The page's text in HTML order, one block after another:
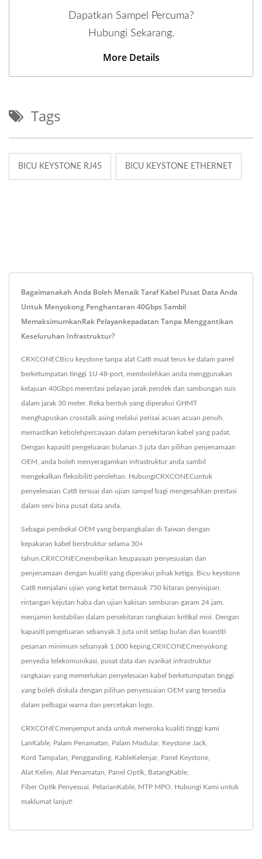
Dapatkan Sampel Percuma?
Hubungi Sekarang.
More Details
Tags
BICU KEYSTONE RJ45 BICU KEYSTONE ETHERNET
Bagaimanakah Anda Boleh Menaik Taraf Kabel Pusat Data Anda
Untuk Menyokong Penghantaran 40Gbps Sambil
MemaksimumkanRak Pelayankepadatan Tanpa Menggantikan
Keseluruhan Infrastruktur?
CRXCONECBicu keystone tanpa alat Cat8 muat terus ke dalam panel
berketumpatan tinggi 1U 48-port, membolehkan anda menggunakan
kelajuan 40Gbps merentasi pelayan jarak pendek dan sambungan suis
dalam jarak 30 meter. Reka bentuk yang diperakui GHMT
menghapuskan crosstalk asing melalui perisai acuan acuan penuh,
memastikan kebolehpercayaan dalam persekitaran kabel yang padat.
Dengan kapasiti pengeluaran bulanan 3 juta dan pilihan penjenamaan
OEM, anda boleh menyeragamkan infrastruktur anda sambil
mengekalkan fleksibiliti perolehan. HubungiCRXCONECuntuk
penyelesaian Cat8 tersuai dan ujian sampel bagi mengesahkan prestasi
dalam seni bina pusat data anda.
Sebagai pembekal OEM yang berpangkalan di Taiwan dengan
kepakaran kabel berstruktur selama 30+
tahun,CRXCONECmemberikan keupayaan penyesuaian dan
penjenamaan dengan kualiti yang diperakui pihak ketiga. Bicu keystone
Cat8 menjalani ujian yang ketat termasuk 750 kitaran penyisipan,
rintangan kejutan haba dan ujian kakisan semburan garam 24 jam,
menjamin kestabilan dalam persekitaran rangkaian kritikal misi. Dengan
kapasiti pengeluaran sebanyak 3 juta unit setiap bulan dan kuantiti
pesanan minimum sebanyak 1,000 keping,CRXCONECmenyokong
penyedia telekomunikasi, pusat data dan syarikat infrastruktur
rangkaian yang memerlukan penyelesaian kabel berketumpatan tinggi
yang boleh diskala dengan pilihan penyesuaian OEM yang tersedia
dalam pelbagai warna dan percetakan logo.
CRXCONECmenjemput anda untuk meneroka kualiti tinggi kami
LanKable, Palam Penamatan, Palam Modular, Keystone Jack,
Kord Tampalan, Pengganding, KableKelenjar, Panel Keystone,
Alat Kelim, Alat Penamatan, Panel Optik, BatangKable,
Fiber Optik Penyesuai, PelarianKable, MTP MPO. Hubungi Kami untuk
maklumat lanjut!